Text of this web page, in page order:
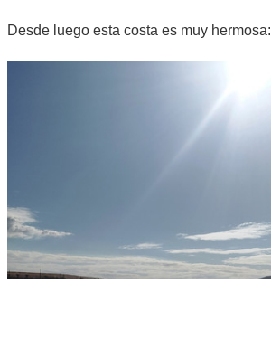
Desde luego esta costa es muy hermosa: